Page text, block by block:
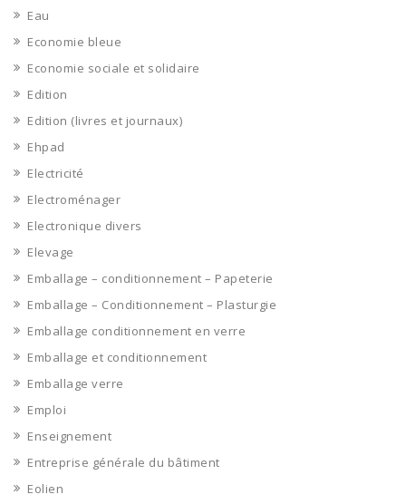
Eau
Economie bleue
Economie sociale et solidaire
Edition
Edition (livres et journaux)
Ehpad
Electricité
Electroménager
Electronique divers
Elevage
Emballage – conditionnement – Papeterie
Emballage – Conditionnement – Plasturgie
Emballage conditionnement en verre
Emballage et conditionnement
Emballage verre
Emploi
Enseignement
Entreprise générale du bâtiment
Eolien